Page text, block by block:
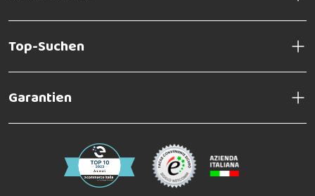
Top-Suchen
Garantien